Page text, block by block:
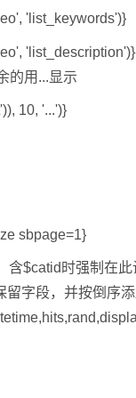
'list_keywords')}
的用...显示
10, '...')}
sbpage=1}
$catid时强制在
字段，并按倒序